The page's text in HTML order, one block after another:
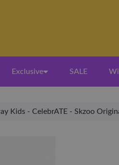
Exclusive SALE
Kids - CelebrATE - Skzoo